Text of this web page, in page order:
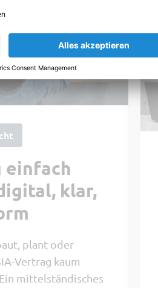
einfach
klar,
plant oder
Vertrag kaum
mittelständisches